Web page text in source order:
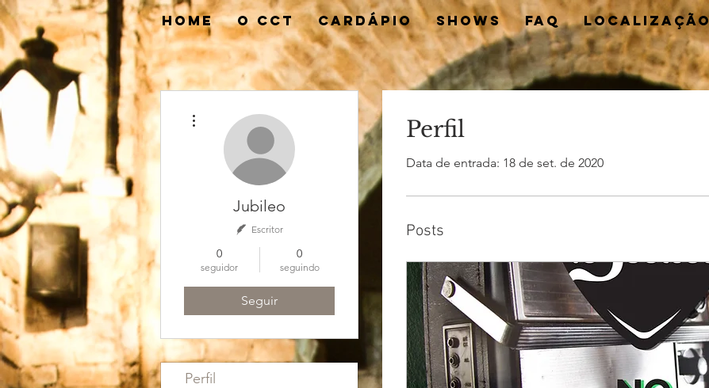
HOME O CCT CARDÁPIO SHOWS FAQ LOCALIZAÇÃO
Perfil
Data de entrada: 18 de set. de 2020
Posts
Jubileo
Escritor
0
seguidor
0
seguindo
Seguir
Perfil